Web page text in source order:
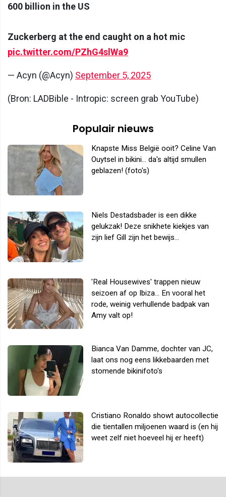
600 billion in the US
Zuckerberg at the end caught on a hot mic
pic.twitter.com/PZhG4slWa9
— Acyn (@Acyn) September 5, 2025
(Bron: LADBible - Intropic: screen grab YouTube)
Populair nieuws
Knapste Miss België ooit? Celine Van
Ouytsel in bikini... da's altijd smullen
geblazen! (foto's)
Niels Destadsbader is een dikke
gelukzak! Deze snikhete kiekjes van
zijn lief Gill zijn het bewijs...
'Real Housewives' trappen nieuw
seizoen af op Ibiza... En vooral het
rode, weinig verhullende badpak van
Amy valt op!
Bianca Van Damme, dochter van JC,
laat ons nog eens likkebaarden met
stomende bikinifoto's
Cristiano Ronaldo showt autocollectie
die tientallen miljoenen waard is (en hij
weet zelf niet hoeveel hij er heeft)